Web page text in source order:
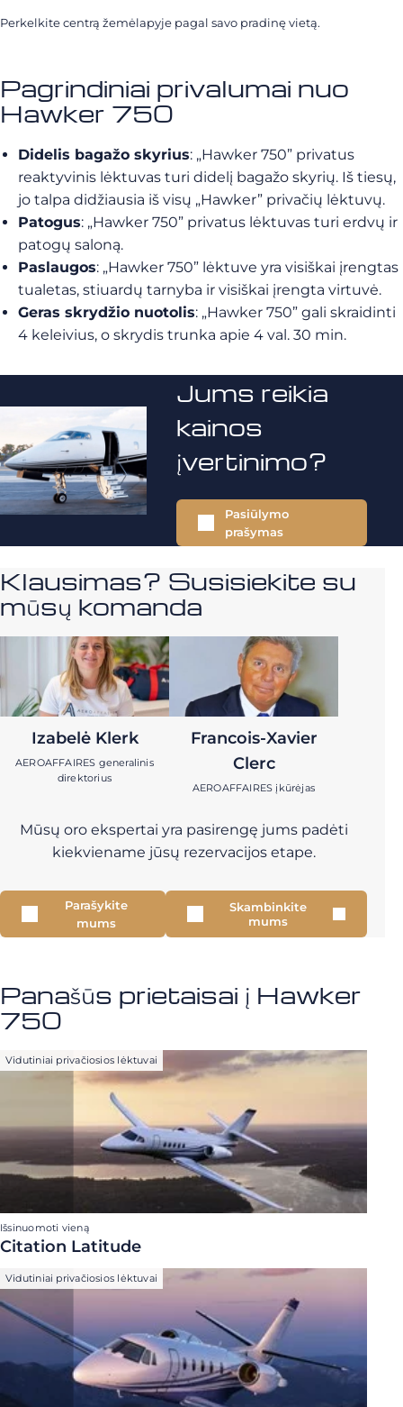
Perkelkite centrą žemėlapyje pagal savo pradinę vietą.
Pagrindiniai privalumai nuo
Hawker 750
Didelis bagažo skyrius: „Hawker 750” privatus
reaktyvinis lėktuvas turi didelį bagažo skyrių. Iš tiesų,
jo talpa didžiausia iš visų „Hawker” privačių lėktuvų.
Patogus: „Hawker 750” privatus lėktuvas turi erdvų ir
patogų saloną.
Paslaugos: „Hawker 750” lėktuve yra visiškai įrengtas
tualetas, stiuardų tarnyba ir visiškai įrengta virtuvė.
Geras skrydžio nuotolis: „Hawker 750” gali skraidinti
4 keleivius, o skrydis trunka apie 4 val. 30 min.
Jums reikia
kainos
įvertinimo?
Pasiūlymo
prašymas
Klausimas? Susisiekite su
mūsų komanda
Izabelė Klerk
AEROAFFAIRES generalinis
direktorius
Francois-Xavier
Clerc
AEROAFFAIRES įkūrėjas
Mūsų oro ekspertai yra pasirengę jums padėti
kiekviename jūsų rezervacijos etape.
Parašykite
mums
Skambinkite
mums
Panašūs prietaisai į Hawker
750
Vidutiniai privačiosios lėktuvai
Išsinuomoti vieną
Citation Latitude
Vidutiniai privačiosios lėktuvai